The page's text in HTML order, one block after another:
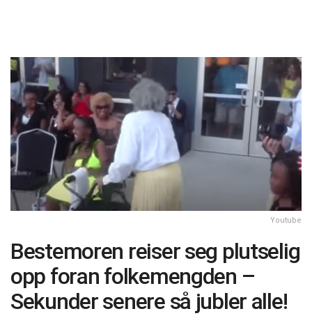
Youtube
Bestemoren reiser seg plutselig
opp foran folkemengden –
Sekunder senere så jubler alle!